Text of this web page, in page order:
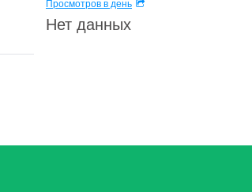
Просмотров в день
Нет данных